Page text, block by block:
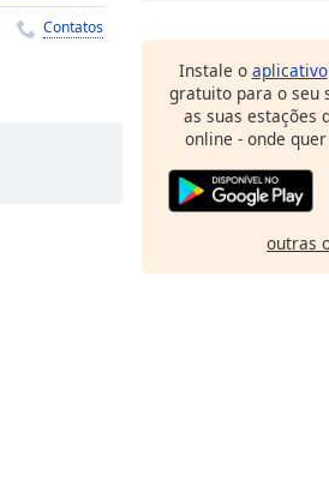
Contatos
Instale o aplicativo
gratuito para o seu
as suas estações
online - onde
outras